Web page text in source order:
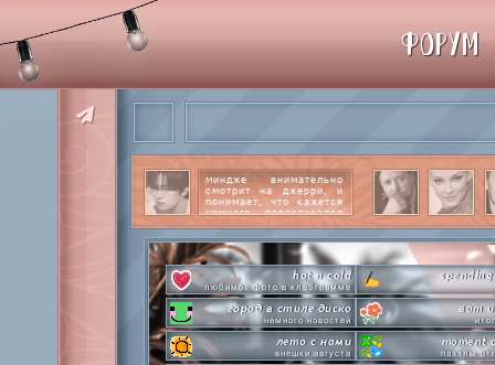
миндже внимательно
смотрит на джерри, и
понимает, что кажется
немного перестарался
далее
hot n cold
любимое фото в клабграмме
город в стиле диско
немного новостей
вот
лето с нами
внешки августа
moment
паззлы
ФОРУМ